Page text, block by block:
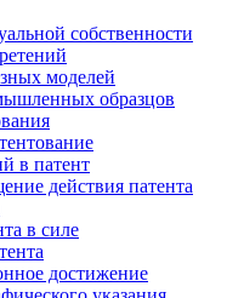
собственности
моделей
образцов
в патент
действия патента
в силе
достижение